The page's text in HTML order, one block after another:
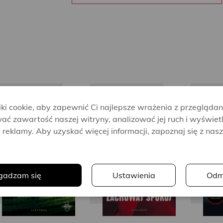
Harlan
Coben
Harlan
Coben
cookie, aby zapewnić Ci najlepsze wrażenia z
zawartość naszej witryny, analizować jej ruch i
Aby uzyskać więcej informacji, zapoznaj się z
się Ustawienia